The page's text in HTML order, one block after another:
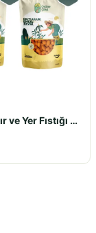
Soslu Mısır ve Yer Fıstığı Avantaj Seti 10×100Gr